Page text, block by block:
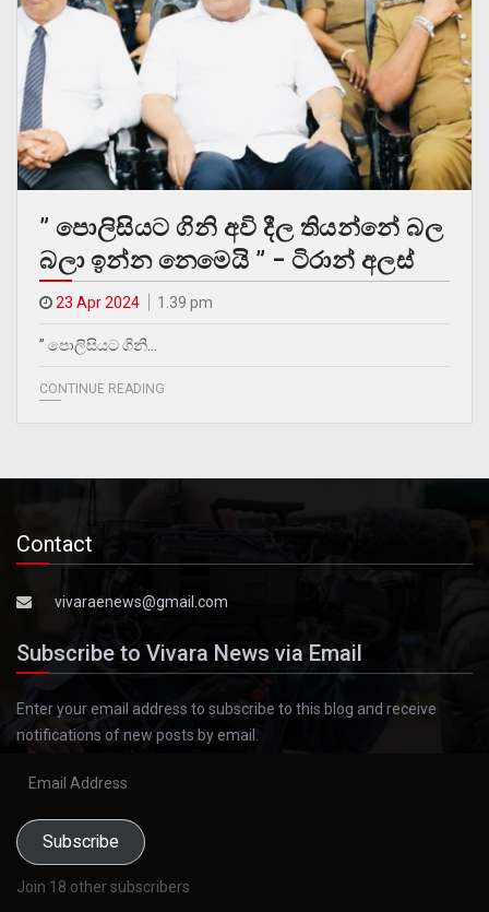
” පොලිසියට ගිනි අවි දීල තියන්නේ බල
බලා ඉන්න නෙමෙයි ” – ටිරාන් අලස්
23 Apr 2024 1.39 pm
” පොලිසියට ගිනි…
CONTINUE READING
Contact
vivaraenews@gmail.com
Subscribe to Vivara News via Email
Enter your email address to subscribe to this blog and receive
notifications of new posts by email.
Subscribe
Join 18 other subscribers